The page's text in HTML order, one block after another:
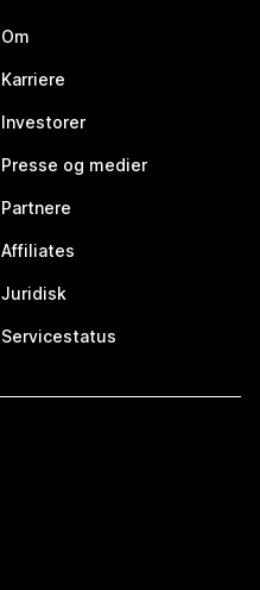
Om
Karriere
Investorer
Presse og medier
Partnere
Affiliates
Juridisk
Servicestatus